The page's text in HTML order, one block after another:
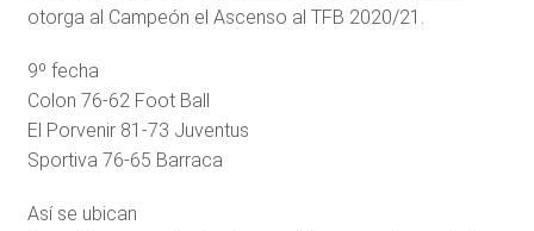
otorga al Campeón el Ascenso al TFB 2020/21.
9º fecha
Colon 76-62 Foot Ball
El Porvenir 81-73 Juventus
Sportiva 76-65 Barraca
Así se ubican